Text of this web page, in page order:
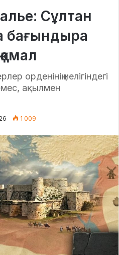
Сұлтан
бағындыра
орденінің иелігіндегі
ақылмен
1 009